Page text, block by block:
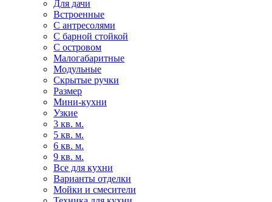
Для дачи
Встроенные
С антресолями
С барной стойкой
С островом
Малогабаритные
Модульные
Скрытые ручки
Размер
Мини-кухни
Узкие
3 кв. м.
5 кв. м.
6 кв. м.
9 кв. м.
Все для кухни
Варианты отделки
Мойки и смесители